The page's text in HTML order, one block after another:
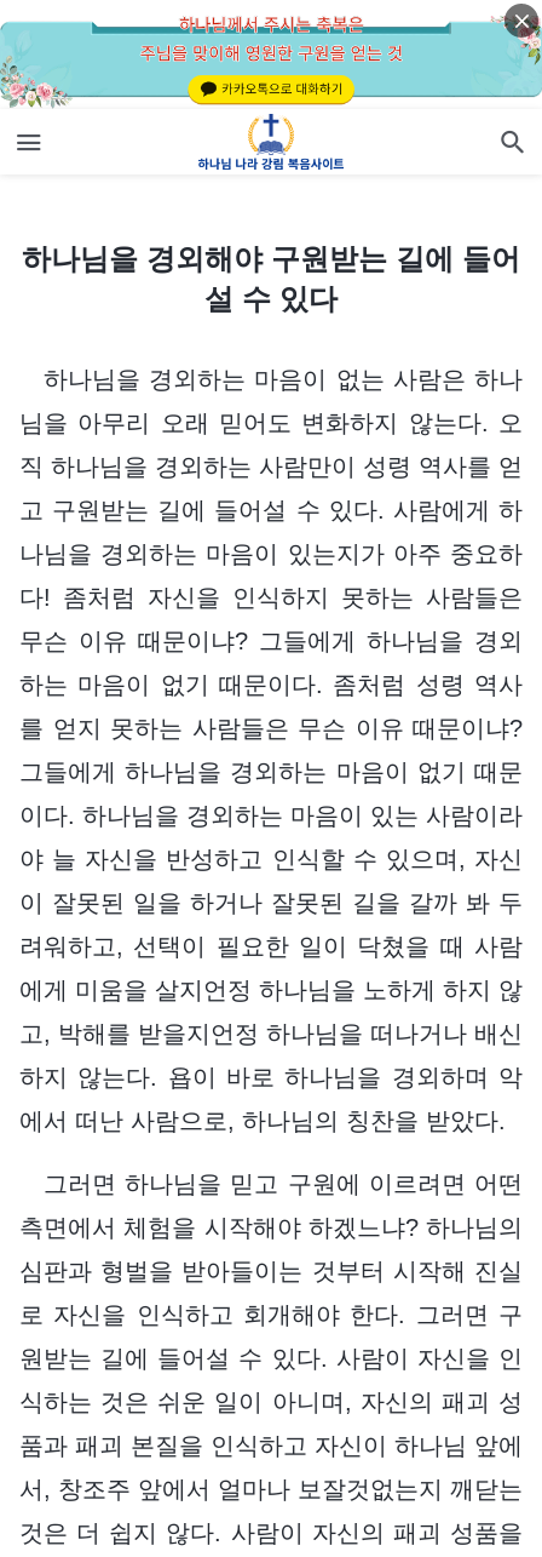
하나님을 경외해야 구원받는 길에 들어설 수 있다
하나님을 경외해야 구원받는 길에 들어
설 수 있다
하나님을 경외하는 마음이 없는 사람은 하나
님을 아무리 오래 믿어도 변화하지 않는다. 오
직 하나님을 경외하는 사람만이 성령 역사를 얻
고 구원받는 길에 들어설 수 있다. 사람에게 하
나님을 경외하는 마음이 있는지가 아주 중요하
다! 좀처럼 자신을 인식하지 못하는 사람들은
무슨 이유 때문이냐? 그들에게 하나님을 경외
하는 마음이 없기 때문이다. 좀처럼 성령 역사
를 얻지 못하는 사람들은 무슨 이유 때문이냐?
그들에게 하나님을 경외하는 마음이 없기 때문
이다. 하나님을 경외하는 마음이 있는 사람이라
야 늘 자신을 반성하고 인식할 수 있으며, 자신
이 잘못된 일을 하거나 잘못된 길을 갈까 봐 두
려워하고, 선택이 필요한 일이 닥쳤을 때 사람
에게 미움을 살지언정 하나님을 노하게 하지 않
고, 박해를 받을지언정 하나님을 떠나거나 배신
하지 않는다. 욥이 바로 하나님을 경외하며 악
에서 떠난 사람으로, 하나님의 칭찬을 받았다.
그러면 하나님을 믿고 구원에 이르려면 어떤
측면에서 체험을 시작해야 하겠느냐? 하나님의
심판과 형벌을 받아들이는 것부터 시작해 진실
로 자신을 인식하고 회개해야 한다. 그러면 구
원받는 길에 들어설 수 있다. 사람이 자신을 인
식하는 것은 쉬운 일이 아니며, 자신의 패괴 성
품과 패괴 본질을 인식하고 자신이 하나님 앞에
서, 창조주 앞에서 얼마나 보잘것없는지 깨닫는
것은 더 쉽지 않다. 사람이 자신의 패괴 성품을